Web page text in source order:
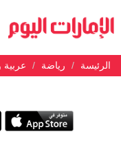
الرئيسة رياضة عربية